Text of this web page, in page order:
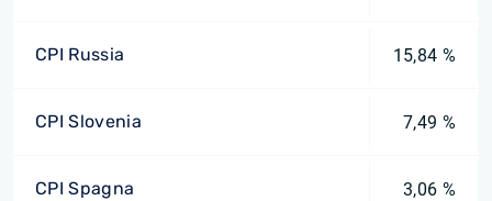
CPI Russia 15,84 %
CPI Slovenia 7,49 %
CPI Spagna 3,06 %